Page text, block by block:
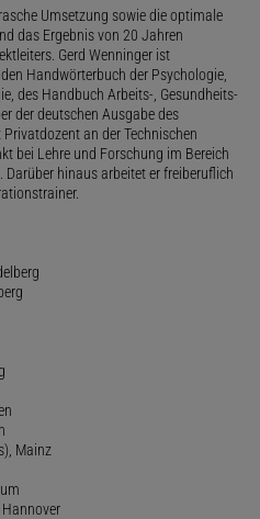
Umsetzung sowie die optimale
das Ergebnis von 20 Jahren
Gerd Wenninger ist
Handwörterbuch der Psychologie,
des Handbuch Arbeits-, Gesundheits-
der deutschen Ausgabe des
an der Technischen
bei Lehre und Forschung im Bereich
hinaus arbeitet er freiberuflich
Mainz